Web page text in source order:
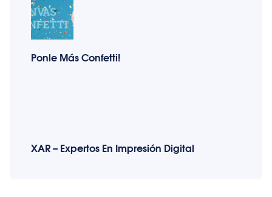
Ponle Más Confetti!
XAR – Expertos En Impresión Digital